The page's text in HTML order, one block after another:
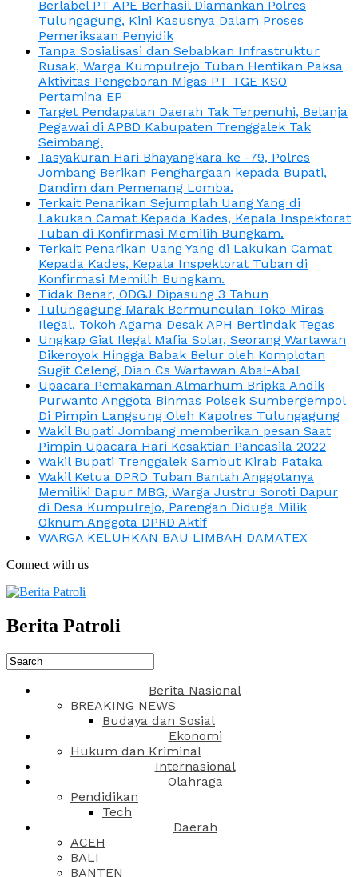
Berlabel PT APE Berhasil Diamankan Polres
Tulungagung, Kini Kasusnya Dalam Proses
Pemeriksaan Penyidik
Tanpa Sosialisasi dan Sebabkan Infrastruktur
Rusak, Warga Kumpulrejo Tuban Hentikan Paksa
Aktivitas Pengeboran Migas PT TGE KSO
Pertamina EP
Target Pendapatan Daerah Tak Terpenuhi, Belanja
Pegawai di APBD Kabupaten Trenggalek Tak
Seimbang.
Tasyakuran Hari Bhayangkara ke -79, Polres
Jombang Berikan Penghargaan kepada Bupati,
Dandim dan Pemenang Lomba.
Terkait Penarikan Sejumplah Uang Yang di
Lakukan Camat Kepada Kades, Kepala Inspektorat
Tuban di Konfirmasi Memilih Bungkam.
Terkait Penarikan Uang Yang di Lakukan Camat
Kepada Kades, Kepala Inspektorat Tuban di
Konfirmasi Memilih Bungkam.
Tidak Benar, ODGJ Dipasung 3 Tahun
Tulungagung Marak Bermunculan Toko Miras
Ilegal, Tokoh Agama Desak APH Bertindak Tegas
Ungkap Giat Ilegal Mafia Solar, Seorang Wartawan
Dikeroyok Hingga Babak Belur oleh Komplotan
Sugit Celeng, Dian Cs Wartawan Abal-Abal
Upacara Pemakaman Almarhum Bripka Andik
Purwanto Anggota Binmas Polsek Sumbergempol
Di Pimpin Langsung Oleh Kapolres Tulungagung
Wakil Bupati Jombang memberikan pesan Saat
Pimpin Upacara Hari Kesaktian Pancasila 2022
Wakil Bupati Trenggalek Sambut Kirab Pataka
Wakil Ketua DPRD Tuban Bantah Anggotanya
Memiliki Dapur MBG, Warga Justru Soroti Dapur
di Desa Kumpulrejo, Parengan Diduga Milik
Oknum Anggota DPRD Aktif
WARGA KELUHKAN BAU LIMBAH DAMATEX
Connect with us
Berita Patroli
Berita Nasional
BREAKING NEWS
Budaya dan Sosial
Ekonomi
Hukum dan Kriminal
Internasional
Olahraga
Pendidikan
Tech
Daerah
ACEH
BALI
BANTEN